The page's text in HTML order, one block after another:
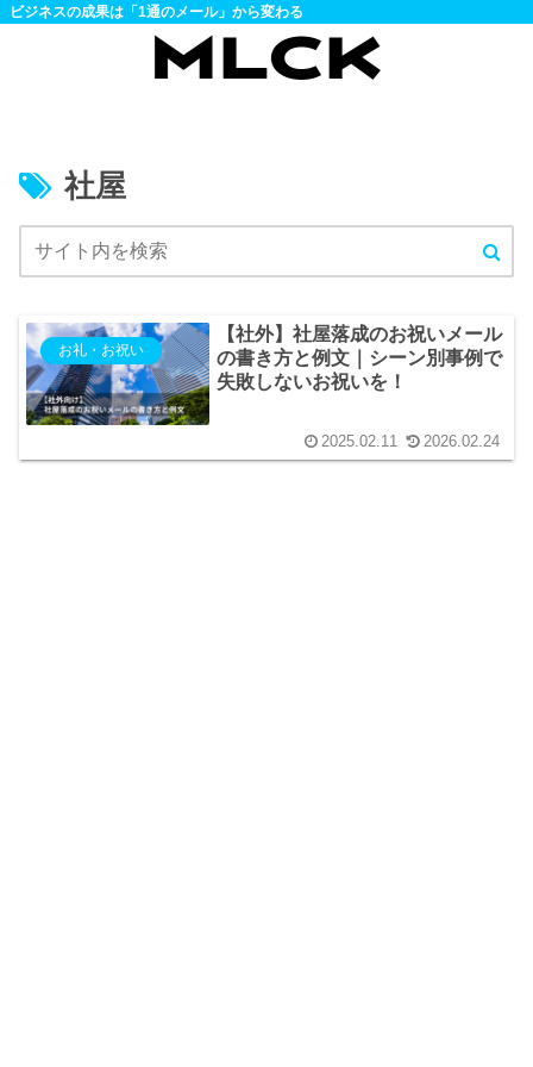
ビジネスの成果は「1通のメール」から変わる
社屋
お礼・お祝い
【社外】社屋落成のお祝いメール
の書き方と例文｜シーン別事例で
失敗しないお祝いを！
2025.02.11 2026.02.24